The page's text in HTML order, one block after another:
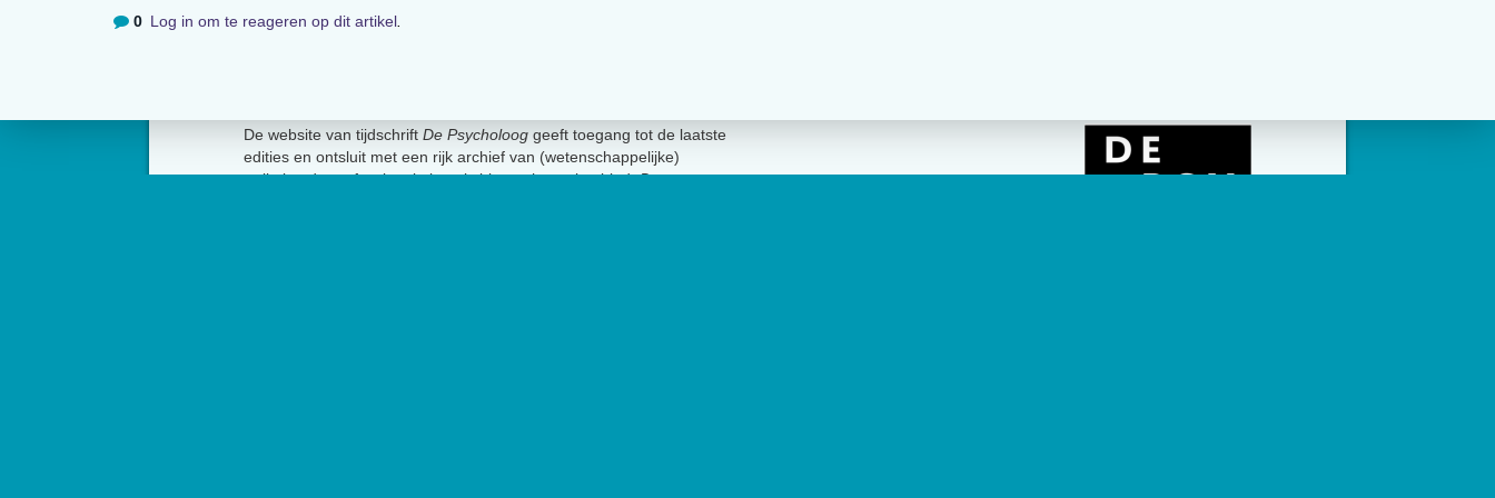
0 Log in om te reageren op dit artikel.
De website van tijdschrift De Psycholoog geeft toegang tot de laatste
edities en ontsluit met een rijk archief van (wetenschappelijke)
artikelen de professionele kennis binnen het vakgebied.De